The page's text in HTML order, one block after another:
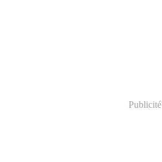
Publicité